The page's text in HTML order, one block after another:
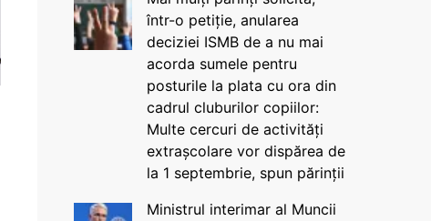
într-o petiție, anularea
deciziei ISMB de a nu mai
acorda sumele pentru
posturile la plata cu ora din
cadrul cluburilor copiilor:
Multe cercuri de activități
extrașcolare vor dispărea de
la 1 septembrie, spun părinții
Ministrul interimar al Muncii